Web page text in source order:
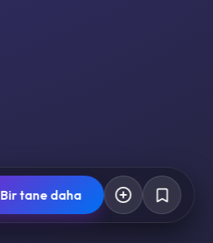
Bir tane daha